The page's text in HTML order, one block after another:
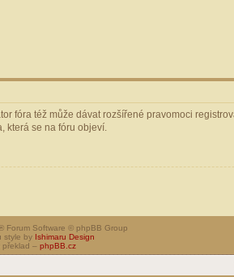
fóra též může dávat rozšířené pravomoci
která se na fóru objeví.
Forum Software © phpBB Group
style by Ishimaru Design
překlad – phpBB.cz